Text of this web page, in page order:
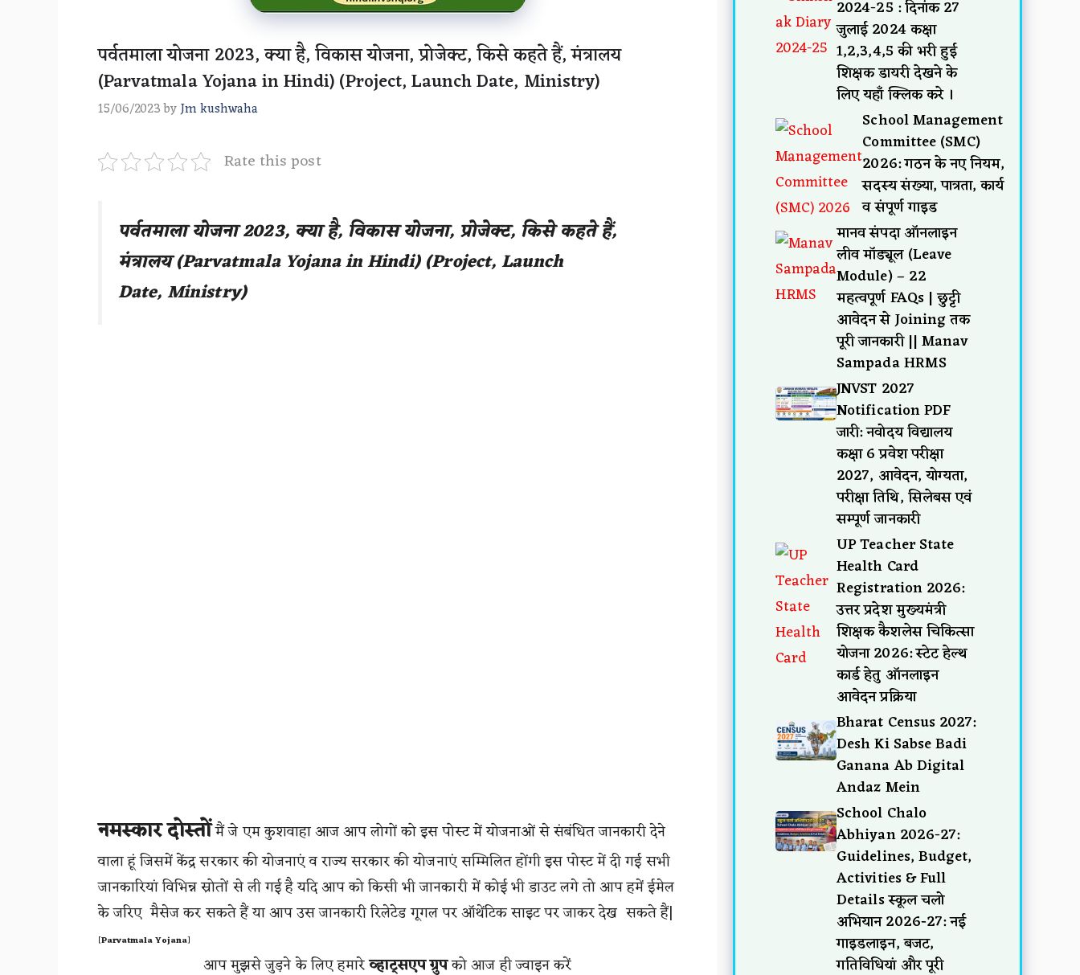
पर्वतमाला योजना 2023, क्या है, विकास योजना, प्रोजेक्ट, किसे कहते हैं, मंत्रालय
(Parvatmala Yojana in Hindi) (Project, Launch Date, Ministry)
15/06/2023 byJm kushwaha
Rate this post
पर्वतमाला योजना 2023, क्या है, विकास योजना, प्रोजेक्ट, किसे कहते हैं,
मंत्रालय (Parvatmala Yojana in Hindi) (Project,Launch
Date,Ministry)
नमस्कार दोस्तोंमैं जे एम कुशवाहा आज आप लोगों को इस पोस्ट में योजनाओं से संबंधित जानकारी देने
वाला हूं जिसमें केंद्र सरकार की योजनाएं व राज्य सरकार की योजनाएं सम्मिलित होंगी इस पोस्ट में दी गई सभी
जानकारियां विभिन्न स्रोतों से ली गई है यदि आप को किसी भी जानकारी में कोई भी डाउट लगे तो आप हमें ईमेल
के जरिए मैसेज कर सकते हैं या आप उस जानकारी रिलेटेड गूगल पर ऑथेंटिक साइट पर जाकर देख सकते हैं|
[Parvatmala Yojana]
आप मुझसे जुड़ने के लिए हमारेव्हाट्सएप ग्रुपको आज ही ज्वाइन करें
2024-25 : दिनांक 27
जुलाई 2024 कक्षा
1,2,3,4,5 की भरी हुई
शिक्षक डायरी देखने के
लिए यहाँ क्लिक करे ।
School Management
Committee (SMC)
2026: गठन के नए नियम,
सदस्य संख्या, पात्रता, कार्य
व संपूर्ण गाइड
मानव संपदा ऑनलाइन
लीव मॉड्यूल (Leave
Module) – 22
महत्वपूर्ण FAQs | छुट्टी
आवेदन से Joining तक
पूरी जानकारी || Manav
Sampada HRMS
JNVST 2027
Notification PDF
जारी: नवोदय विद्यालय
कक्षा 6 प्रवेश परीक्षा
2027, आवेदन, योग्यता,
परीक्षा तिथि, सिलेबस एवं
सम्पूर्ण जानकारी
UP Teacher State
Health Card
Registration 2026:
उत्तर प्रदेश मुख्यमंत्री
शिक्षक कैशलेस चिकित्सा
योजना 2026: स्टेट हेल्थ
कार्ड हेतु ऑनलाइन
आवेदन प्रक्रिया
Bharat Census 2027:
Desh Ki Sabse Badi
Ganana Ab Digital
Andaz Mein
School Chalo
Abhiyan 2026-27:
Guidelines, Budget,
Activities & Full
Details स्कूल चलो
अभियान 2026-27: नई
गाइडलाइन, बजट,
गतिविधियां और पूरी